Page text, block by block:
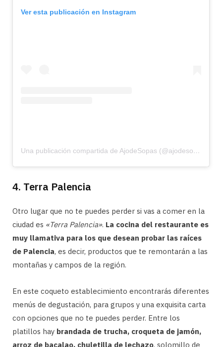
Ver esta publicación en Instagram
Una publicación compartida de AjodeSopas (@ajodesopas)
4. Terra Palencia
Otro lugar que no te puedes perder si vas a comer en la
ciudad es «Terra Palencia». La cocina del restaurante es
muy llamativa para los que desean probar las raíces
de Palencia, es decir, productos que te remontarán a las
montañas y campos de la región.
En este coqueto establecimiento encontrarás diferentes
menús de degustación, para grupos y una exquisita carta
con opciones que no te puedes perder. Entre los
platillos hay brandada de trucha, croqueta de jamón,
arroz de bacalao, chuletilla de lechazo, solomillo de